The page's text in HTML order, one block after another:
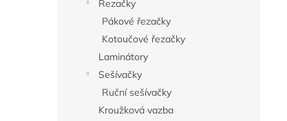
Řezačky
Pákové řezačky
Kotoučové řezačky
Laminátory
Sešívačky
Ruční sešívačky
Kroužková vazba